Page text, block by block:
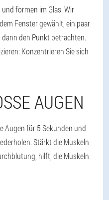
formen im Glas. Wir
Fenster gewählt, ein paar
den Punkt betrachten.
Konzentrieren Sie sich
AUGEN
Augen für 5 Sekunden und
Stärkt die Muskeln
hilft, die Muskeln